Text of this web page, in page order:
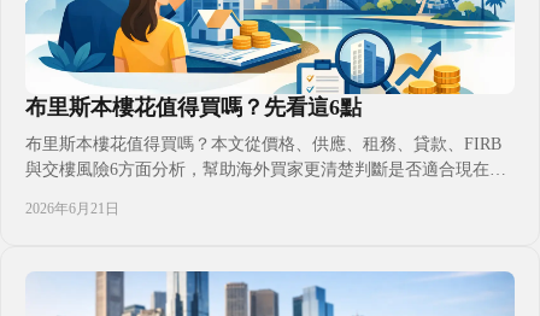
布里斯本樓花值得買嗎？先看這6點
布里斯本樓花值得買嗎？本文從價格、供應、租務、貸款、FIRB
與交樓風險6方面分析，幫助海外買家更清楚判斷是否適合現在入
2026年6月21日